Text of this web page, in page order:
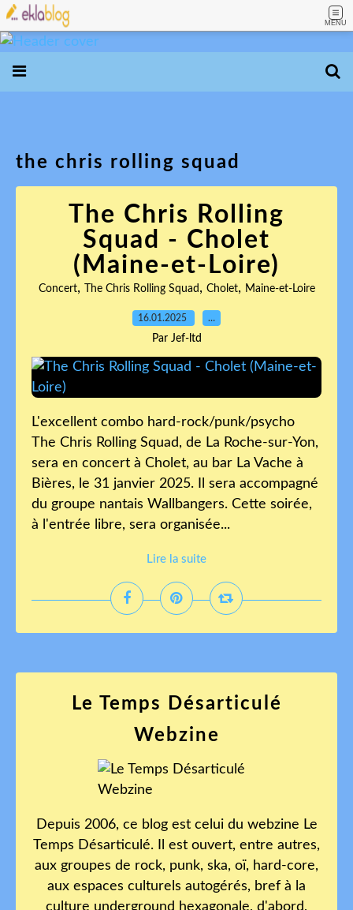
MENU
the chris rolling squad
The Chris Rolling
Squad - Cholet
(Maine-et-Loire)
Concert, The Chris Rolling Squad , Cholet, Maine-et-Loire
16.01.2025 …
Par Jef-ltd
L'excellent combo hard-rock/punk/psycho
The Chris Rolling Squad, de La Roche-sur-Yon,
sera en concert à Cholet, au bar La Vache à
Bières, le 31 janvier 2025. Il sera accompagné
du groupe nantais Wallbangers. Cette soirée,
à l'entrée libre, sera organisée...
Lire la suite
Le Temps Désarticulé
Webzine
Depuis 2006, ce blog est celui du webzine Le
Temps Désarticulé. Il est ouvert, entre autres,
aux groupes de rock, punk, ska, oï, hard-core,
aux espaces culturels autogérés, bref à la
culture underground hexagonale, d'abord,